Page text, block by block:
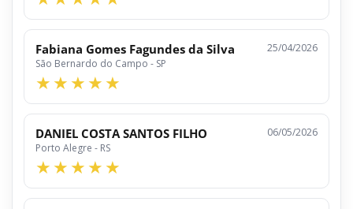
Fabiana Gomes Fagundes da Silva
São Bernardo do Campo - SP
25/04/2026
DANIEL COSTA SANTOS FILHO
Porto Alegre - RS
06/05/2026